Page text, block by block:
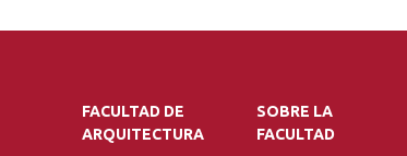
FACULTAD DE
ARQUITECTURA
SOBRE LA
FACULTAD